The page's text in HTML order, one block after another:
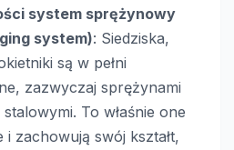
system sprężynowy
system): Siedziska,
są w pełni
zazwyczaj sprężynami
To właśnie one
i zachowują swój kształt,